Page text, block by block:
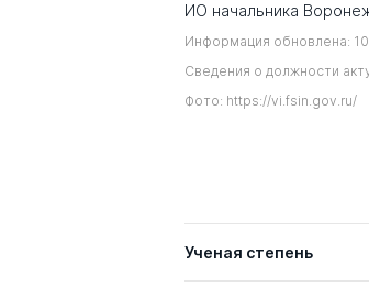
ИО начальника
Информация обновлена:
Сведения о должности
Фото: https://vi.fsin.gov.ru/
Ученая степень